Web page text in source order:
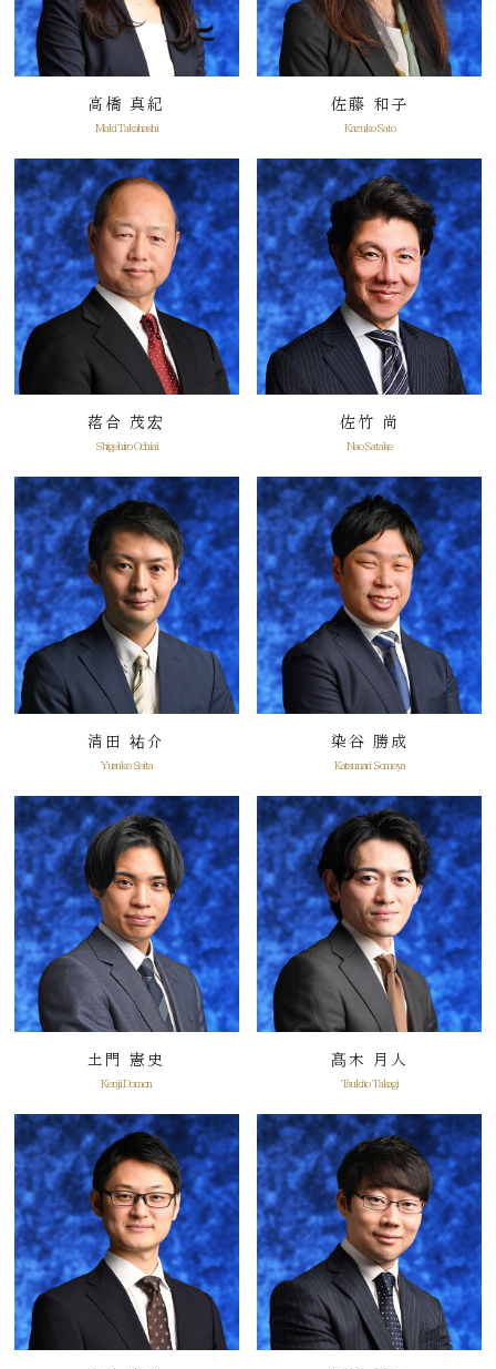
高橋 真紀
Maki Takahashi
佐藤 和子
Kazuko Sato
落合 茂宏
Shigehiro Ochiai
佐竹 尚
Nao Satake
清田 祐介
Yusuke Seita
染谷 勝成
Katsunari Someya
土門 憲史
Kenji Domon
髙木 月人
Tsukito Takagi